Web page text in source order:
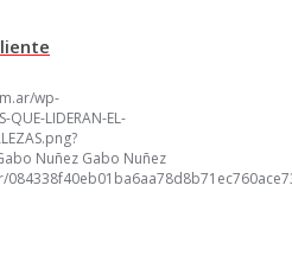
wp-
LIDERAN-EL-
Nuñez Gabo Nuñez